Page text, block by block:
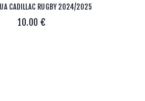
UA CADILLAC RUGBY 2024/2025
10.00€